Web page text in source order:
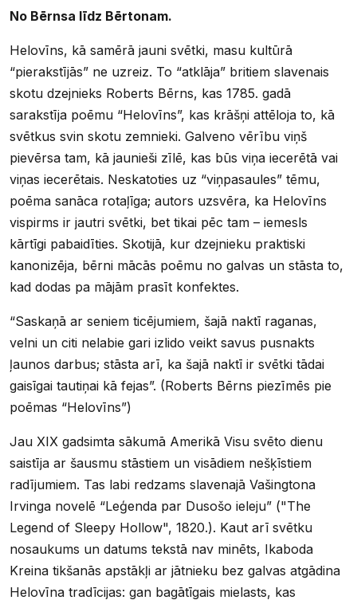
No Bērnsa līdz Bērtonam.
Helovīns, kā samērā jauni svētki, masu kultūrā
“pierakstījās” ne uzreiz. To “atklāja” britiem slavenais
skotu dzejnieks Roberts Bērns, kas 1785. gadā
sarakstīja poēmu “Helovīns”, kas krāšņi attēloja to, kā
svētkus svin skotu zemnieki. Galveno vērību viņš
pievērsa tam, kā jaunieši zīlē, kas būs viņa iecerētā vai
viņas iecerētais. Neskatoties uz “viņpasaules” tēmu,
poēma sanāca rotaļīga; autors uzsvēra, ka Helovīns
vispirms ir jautri svētki, bet tikai pēc tam – iemesls
kārtīgi pabaidīties. Skotijā, kur dzejnieku praktiski
kanonizēja, bērni mācās poēmu no galvas un stāsta to,
kad dodas pa mājām prasīt konfektes.
“Saskaņā ar seniem ticējumiem, šajā naktī raganas,
velni un citi nelabie gari izlido veikt savus pusnakts
ļaunos darbus; stāsta arī, ka šajā naktī ir svētki tādai
gaisīgai tautiņai kā fejas”. (Roberts Bērns piezīmēs pie
poēmas “Helovīns”)
Jau XIX gadsimta sākumā Amerikā Visu svēto dienu
saistīja ar šausmu stāstiem un visādiem nešķīstiem
radījumiem. Tas labi redzams slavenajā Vašingtona
Irvinga novelē “Leģenda par Dusošo ieleju” ("The
Legend of Sleepy Hollow", 1820.). Kaut arī svētku
nosaukums un datums tekstā nav minēts, Ikaboda
Kreina tikšanās apstākļi ar jātnieku bez galvas atgādina
Helovīna tradīcijas: gan bagātīgais mielasts, kas